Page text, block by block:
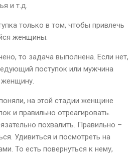
и т.д.
только в том, чтобы привлечь
женщины.
то задача выполнена. Если нет,
поступок или мужчина
на этой стадии женщине
и правильно отреагировать.
похвалить. Правильно –
Удивиться и посмотреть на
То есть повернуться к нему,